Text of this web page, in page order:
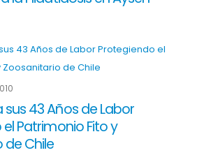
sus 43 Años de Labor
Patrimonio Fito y
de Chile